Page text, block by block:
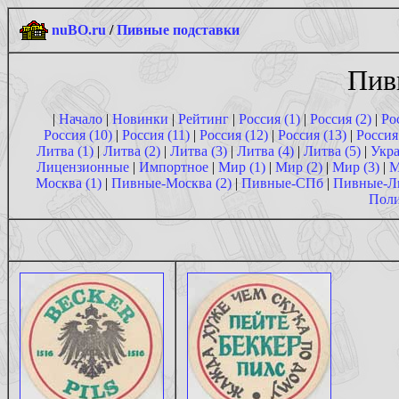
nuBO.ru /Пивные подставки
|Начало| Новинки| Рейтинг| Россия (1)| Россия (2)|
Россия (10)| Россия (11) | Россия (12)| Россия (13) |
Литва (1) | Литва (2) | Литва (3) | Литва (4) | Литва (5) |
Лицензионные | Импортное | Мир (1) | Мир (2) |Мир (3) |
Москва (1) | Пивные-Москва (2) | Пивные-СПб| Пивные-